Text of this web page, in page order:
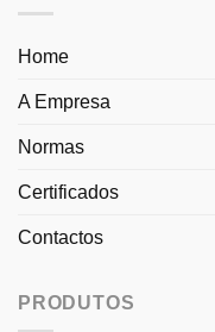
Home
A Empresa
Normas
Certificados
Contactos
PRODUTOS